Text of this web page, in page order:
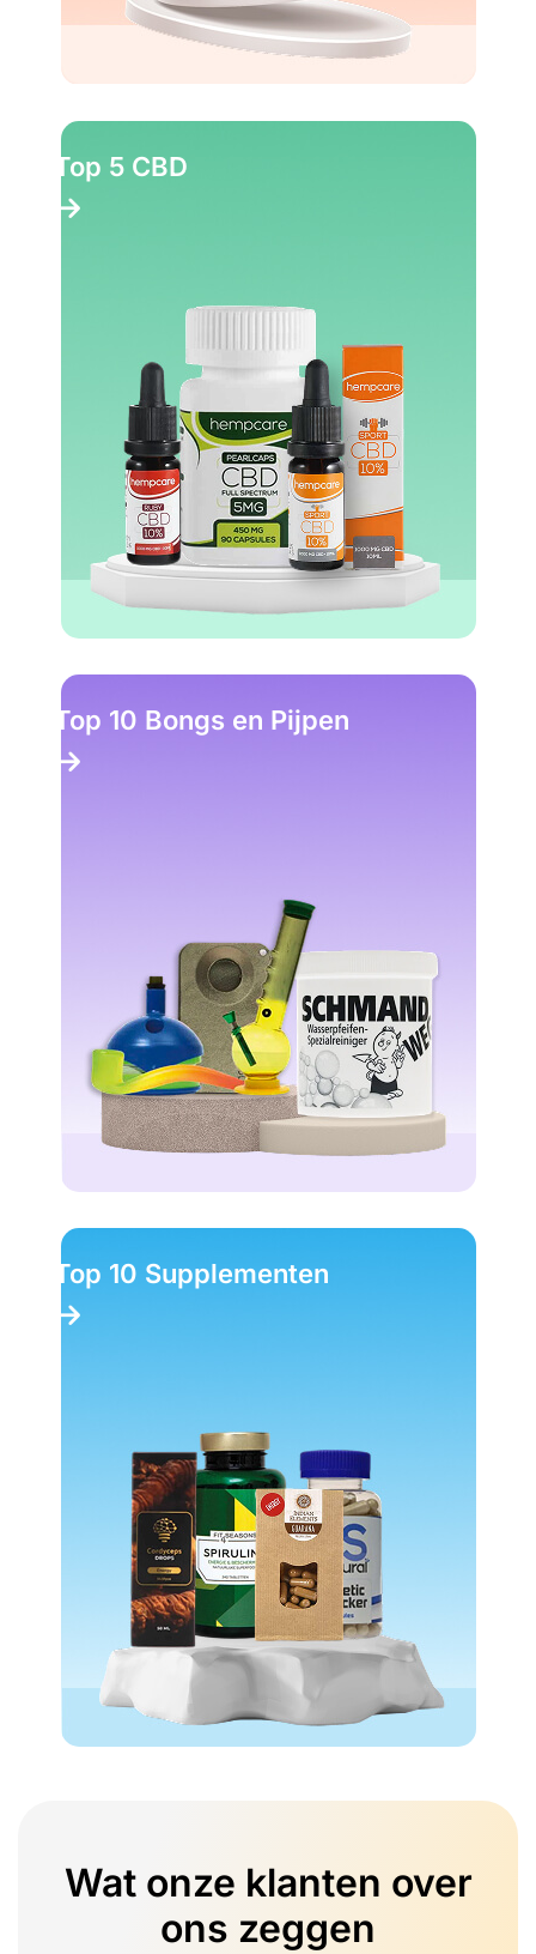
Top 5 CBD
Top 10 Bongs en Pijpen
Top 10 Supplementen
Wat onze klanten over
ons zeggen